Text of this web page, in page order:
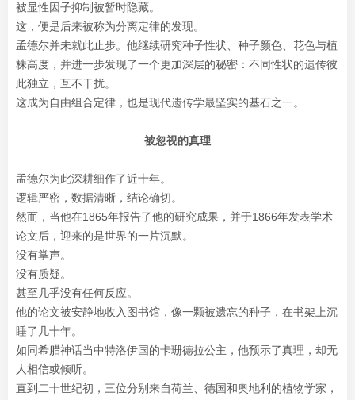
被显性因子抑制被暂时隐藏。
这，便是后来被称为分离定律的发现。
孟德尔并未就此止步。他继续研究种子性状、种子颜色、花色与植
株高度，并进一步发现了一个更加深层的秘密：不同性状的遗传彼
此独立，互不干扰。
这成为自由组合定律，也是现代遗传学最坚实的基石之一。
被忽视的真理
孟德尔为此深耕细作了近十年。
逻辑严密，数据清晰，结论确切。
然而，当他在1865年报告了他的研究成果，并于1866年发表学术
论文后，迎来的是世界的一片沉默。
没有掌声。
没有质疑。
甚至几乎没有任何反应。
他的论文被安静地收入图书馆，像一颗被遗忘的种子，在书架上沉
睡了几十年。
如同希腊神话当中特洛伊国的卡珊德拉公主，他预示了真理，却无
人相信或倾听。
直到二十世纪初，三位分别来自荷兰、德国和奥地利的植物学家，